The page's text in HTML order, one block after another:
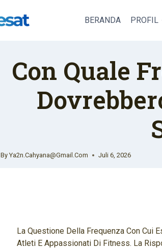
BERANDA PROFIL
Con Quale
By Ya2n.cahyana@gmail.com Juli 6, 2026
La Questione Della Frequenza Con Cui
Atleti E Appassionati Di Fitness. La